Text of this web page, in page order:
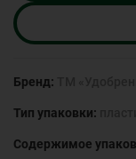
Бренд:
Тип упаковки:
Содержимое